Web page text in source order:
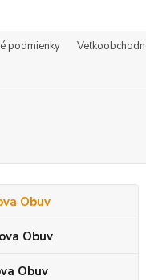
podmienky
Obuv
Obuv
Obuv